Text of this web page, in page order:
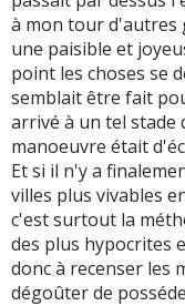
à mon tour d'autres
une paisible et
point les choses se
semblait être fait
arrivé à un tel stade
manoeuvre était
Et si il n'y a
villes plus vivables
c'est surtout la
des plus hypocrites
donc à recenser les
dégoûter de